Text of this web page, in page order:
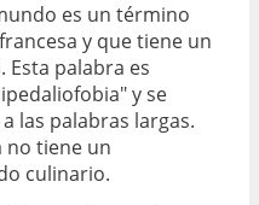
es un término
y que tiene un
Esta palabra es
y se
las palabras largas.
no tiene un
culinario.